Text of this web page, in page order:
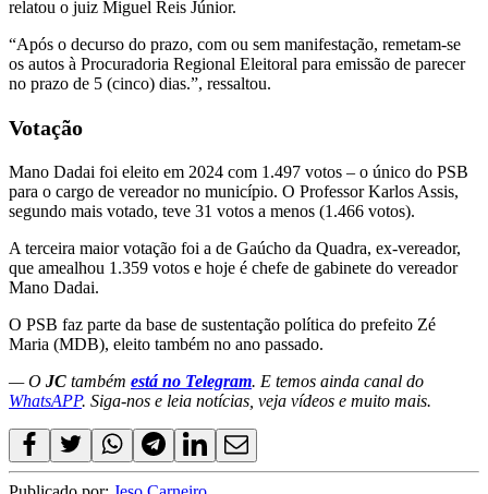
relatou o juiz Miguel Reis Júnior.
“Após o decurso do prazo, com ou sem manifestação, remetam-se
os autos à Procuradoria Regional Eleitoral para emissão de parecer
no prazo de 5 (cinco) dias.”, ressaltou.
Votação
Mano Dadai foi eleito em 2024 com 1.497 votos – o único do PSB
para o cargo de vereador no município. O Professor Karlos Assis,
segundo mais votado, teve 31 votos a menos (1.466 votos).
A terceira maior votação foi a de Gaúcho da Quadra, ex-vereador,
que amealhou 1.359 votos e hoje é chefe de gabinete do vereador
Mano Dadai.
O PSB faz parte da base de sustentação política do prefeito Zé
Maria (MDB), eleito também no ano passado.
— O JC também está no Telegram. E temos ainda canal do
WhatsAPP. Siga-nos e leia notícias, veja vídeos e muito mais.